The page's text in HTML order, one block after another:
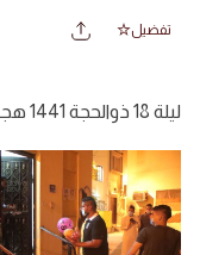
تفضيل
ليلة 18 ذوالحجة 1441 هجرية